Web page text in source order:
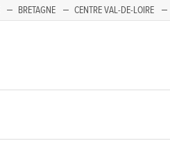
BRETAGNE CENTRE VAL-DE-LOIRE